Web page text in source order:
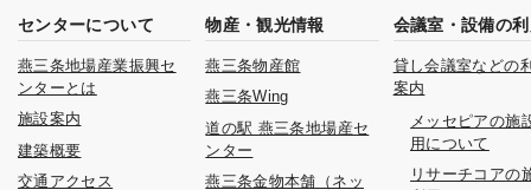
センターについて
燕三条地場産業振興セ
ンターとは
施設案内
建築概要
交通アクセス
物産・観光情報
燕三条物産館
燕三条Wing
道の駅 燕三条地場産セ
ンター
燕三条金物本舗（ネッ
会議室・設備の
貸し会議室などの
案内
メッセピアの施
用について
リサーチコアの